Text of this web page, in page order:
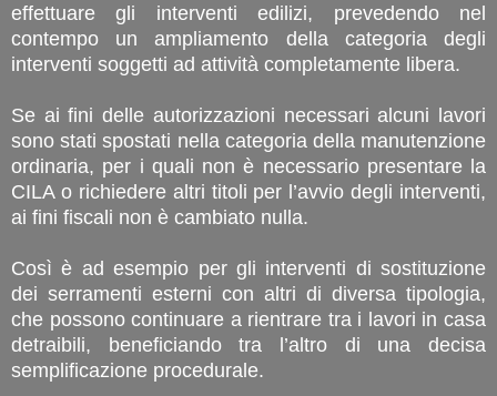
effettuare gli interventi edilizi, prevedendo nel
contempo un ampliamento della categoria degli
interventi soggetti ad attività completamente libera.
Se ai fini delle autorizzazioni necessari alcuni lavori
sono stati spostati nella categoria della manutenzione
ordinaria, per i quali non è necessario presentare la
CILA o richiedere altri titoli per l’avvio degli interventi,
ai fini fiscali non è cambiato nulla.
Così è ad esempio per gli interventi di sostituzione
dei serramenti esterni con altri di diversa tipologia,
che possono continuare a rientrare tra i lavori in casa
detraibili, beneficiando tra l’altro di una decisa
semplificazione procedurale.